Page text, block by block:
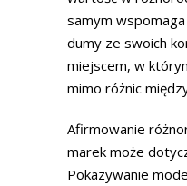
samym
dumy ze swoich
miejscem, w
mimo różnic
Afirmowanie
marek może
Pokazywanie